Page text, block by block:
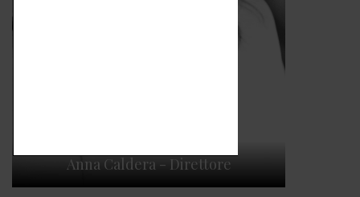
Anna Caldera - Direttore